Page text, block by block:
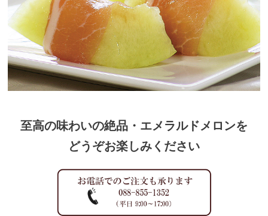
至高の味わいの絶品・エメラルドメロンを
どうぞお楽しみください